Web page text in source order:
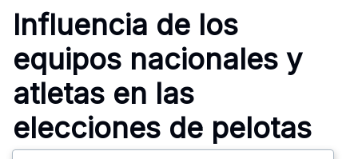
Influencia de los
equipos nacionales y
atletas en las
elecciones de pelotas